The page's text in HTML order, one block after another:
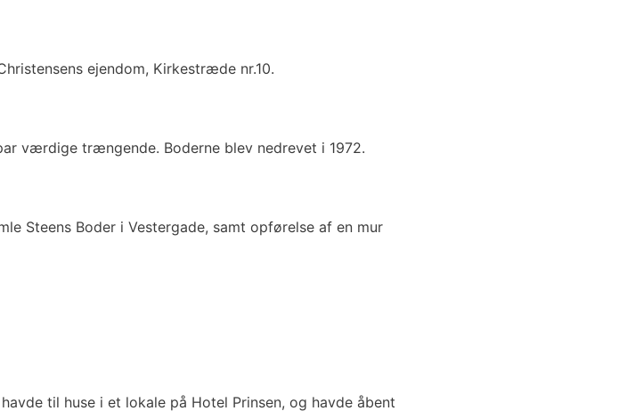
ejendom, Kirkestræde nr.10.
værdige trængende. Boderne blev nedrevet i 1972.
Steens Boder i Vestergade, samt opførelse af en mur
til huse i et lokale på Hotel Prinsen, og havde åbent